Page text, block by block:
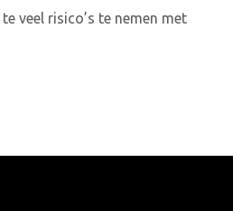
veel risico’s te nemen met